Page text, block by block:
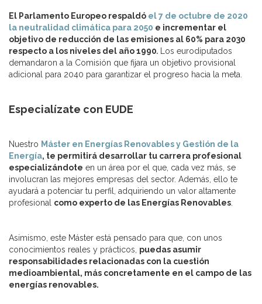
El Parlamento Europeo respaldó el 7 de octubre de 2020
la neutralidad climática para 2050 e incrementar el
objetivo de reducción de las emisiones al 60% para 2030
respecto a los niveles del año 1990.
Los eurodiputados
demandaron a la Comisión que fijara un objetivo provisional
adicional para 2040 para garantizar el progreso hacia la meta.
Especialízate con EUDE
Nuestro Máster en Energías Renovables y Gestión de la
Energía, te permitirá desarrollar tu carrera profesional
especializándote en un área por el que, cada vez más, se
involucran las mejores empresas del sector. Además, ello te
ayudará a potenciar tu perfil, adquiriendo un valor altamente
profesional como experto de las Energías Renovables
Asimismo, este Máster está pensado para que, con unos
conocimientos reales y prácticos, puedas asumir
responsabilidades relacionadas con la cuestión
medioambiental, más concretamente en el campo de las
energías renovables.